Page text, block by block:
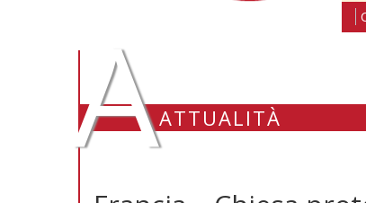
AATTUALITÀ